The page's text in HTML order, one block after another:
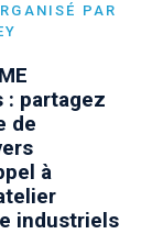
PAR
: partagez
de
à
industriels